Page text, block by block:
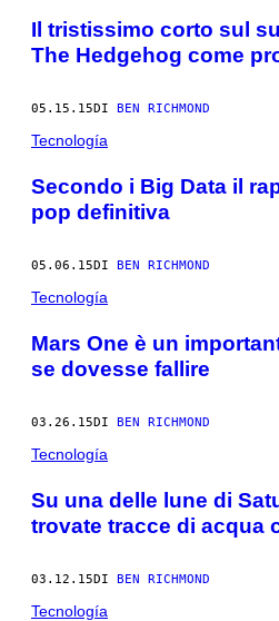
Il tristissimo corto sul
The Hedgehog come
05.15.15DI BEN RICHMOND
Tecnología
Secondo i Big Data il
pop definitiva
05.06.15DI BEN RICHMOND
Tecnología
Mars One è un
se dovesse fallire
03.26.15DI BEN RICHMOND
Tecnología
Su una delle lune di
trovate tracce di acqua
03.12.15DI BEN RICHMOND
Tecnología